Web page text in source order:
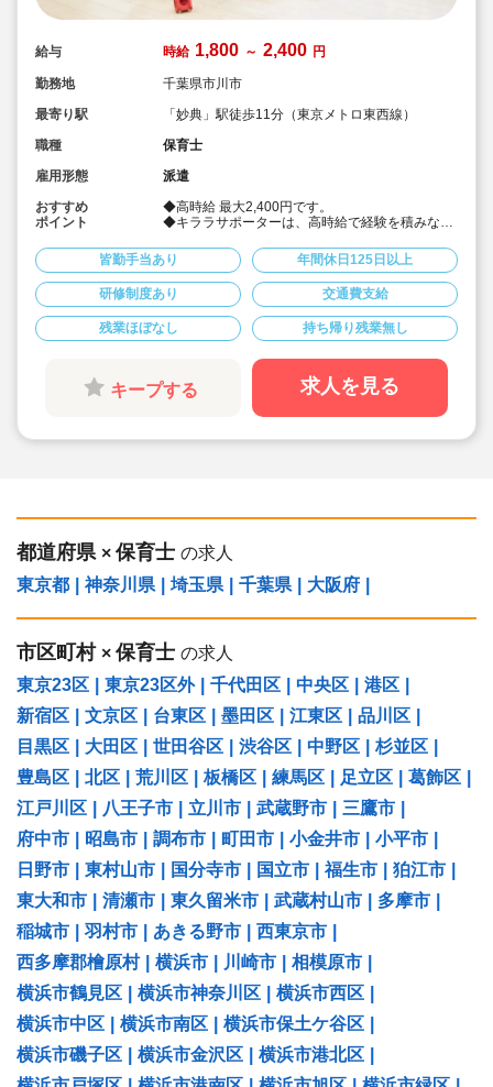
給与 時給 1,800 ～ 2,400 円
勤務地
千葉県市川市
最寄り駅
「妙典」駅徒歩11分（東京メトロ東西線）
職種
保育士
雇用形態
派遣
おすすめ
ポイント
◆高時給 最大2,400円です。
◆キララサポーターは、高時給で経験を積みなが
る「エキスパート志向の保育士さん向け育成型派
遣サービス」です。
【こんな保育士さんにオススメです】
◆保育のプロとして成長しながら、高時給で効率
よく働きたい方。
研修中も時給支給だから、学びも収入も妥協しな
いで働けます。
◆残業に頼らない。専門性で選ばれる人材に成長
士」へ一緒に成長しましょう。
ら価値を発揮しましょう。
具体的には、
◆勤務しながら体系的な教育を受け、ICTシステ
ム・療育・教育プログラムなどの専門スキルを習
得できます。
てのキャリア形成の実現も可能です。
※保育士皆さんの御希望を聞きながらキャリアプ
ランを一緒に考えることも可能です。
丁寧にサポートいたします。
◆皆さんを「プロフェッショナル人材」として成
長頂けるようサポートします。
■【特徴】
研修はマニュアル・動画・座学・ワークを組み合
わせた体系的な内容です。研修時間中も報酬は発
生し支給されます。弊社グループ法人での就業と
研修を通して知識とスキルを身につけながら勤務
することができます。
内容は、
・保育園ICTシステム（自社開発）
・療育分野（発達支援施設と連携）
・教育プログラム（各種あり）
など、現場ですぐに活かせる実践的な内容です。
「残業はしない。でも頼られる。」そんな保育士
のエキスパートを募集します。
2026年7月～スタートです！
気軽にお問合せください
皆勤手当あり 年間休日125日以上
研修制度あり 交通費支給
残業ほぼなし 持ち帰り残業無し
キープする 求人を見る
都道府県 × 保育士 の求人
東京都
神奈川県 埼玉県 千葉県 大阪府
市区町村 × 保育士 の求人
東京23区
東京23区外 千代田区 中央区 港区
新宿区
文京区 台東区 墨田区 江東区 品川区
目黒区
大田区 世田谷区 渋谷区 中野区 杉並区
豊島区
北区 荒川区 板橋区 練馬区 足立区 葛飾区
江戸川区
八王子市 立川市 武蔵野市 三鷹市
府中市
昭島市 調布市 町田市 小金井市 小平市
日野市
東村山市 国分寺市 国立市 福生市 狛江市
東大和市
清瀬市 東久留米市 武蔵村山市 多摩市
稲城市
羽村市 あきる野市 西東京市
西多摩郡檜原村
横浜市 川崎市 相模原市
横浜市鶴見区
横浜市神奈川区 横浜市西区
横浜市中区
横浜市南区 横浜市保土ケ谷区
横浜市磯子区
横浜市金沢区 横浜市港北区